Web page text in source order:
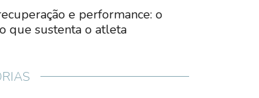
e performance: o
que sustenta o atleta